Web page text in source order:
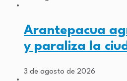
Arantepacua
y paraliza la
3 de agosto de 2026